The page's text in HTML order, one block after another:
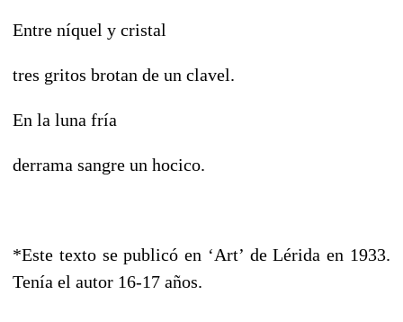
Entre níquel y cristal
tres gritos brotan de un clavel.
En la luna fría
derrama sangre un hocico.
*Este texto se publicó en ‘Art’ de Lérida en 1933.
Tenía el autor 16-17 años.